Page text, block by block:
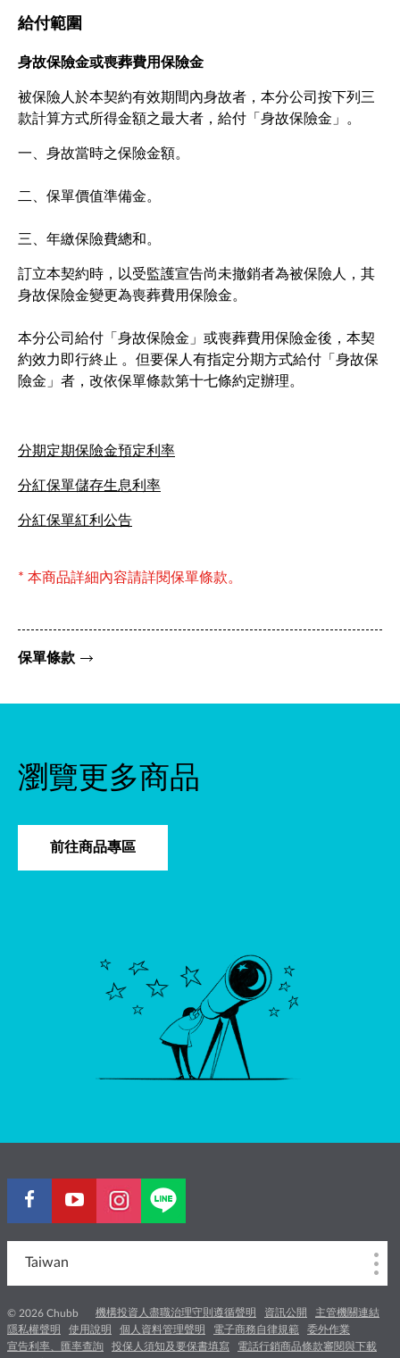
給付範圍
身故保險金或喪葬費用保險金
被保險人於本契約有效期間內身故者，本分公司按下列三
款計算方式所得金額之最大者，給付「身故保險金」。
一、身故當時之保險金額。
二、保單價值準備金。
三、年繳保險費總和。
訂立本契約時，以受監護宣告尚未撤銷者為被保險人，其
身故保險金變更為喪葬費用保險金。
本分公司給付「身故保險金」或喪葬費用保險金後，本契
約效力即行終止 。但要保人有指定分期方式給付「身故保
險金」者，改依保單條款第十七條約定辦理。
分期定期保險金預定利率
分紅保單儲存生息利率
分紅保單紅利公告
* 本商品詳細內容請詳閱保單條款。
保單條款
瀏覽更多商品
前往商品專區
Taiwan
© 2026 Chubb 機構投資人盡職治理守則遵循聲明 資訊公開
主管機關連結
隱私權聲明
使用說明 個人資料管理聲明 電子商務自律規範
委外作業
宣告利率、匯率查詢
投保人須知及要保書填寫
電話行銷商品條款審閱與下載